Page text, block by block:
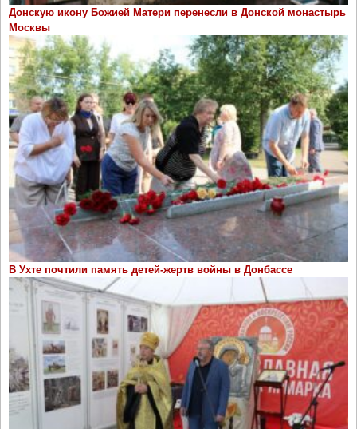
Донскую икону Божией Матери перенесли в Донской монастырь
Москвы
В Ухте почтили память детей-жертв войны в Донбассе